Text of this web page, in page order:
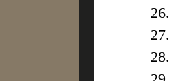
26.
27.
28.